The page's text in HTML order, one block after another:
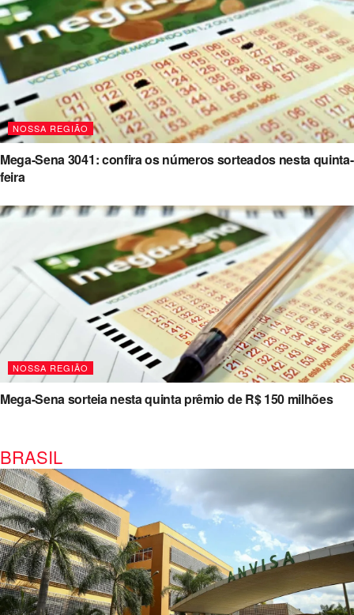
NOSSA REGIÃO
Mega-Sena 3041: confira os números sorteados nesta quinta-
feira
NOSSA REGIÃO
Mega-Sena sorteia nesta quinta prêmio de R$ 150 milhões
BRASIL